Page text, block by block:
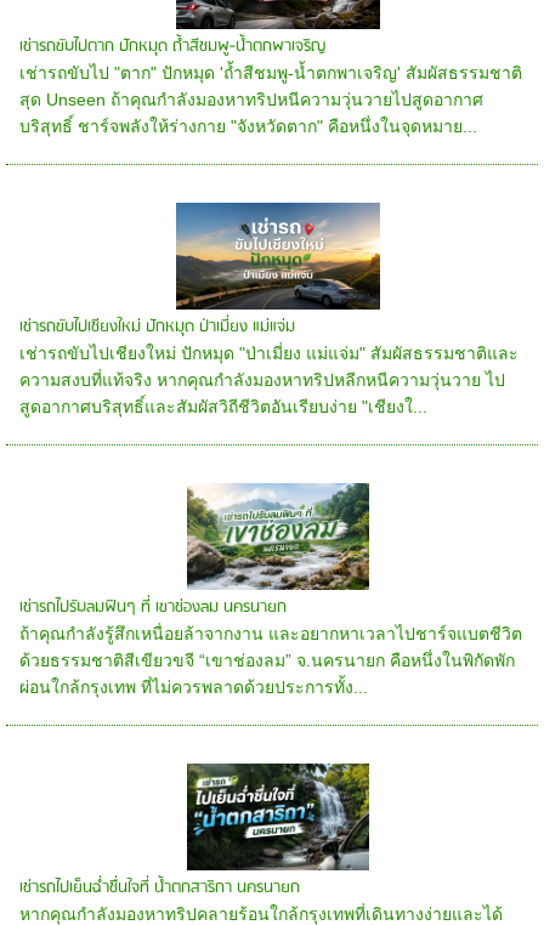
เช่ารถขับไปตาก ปักหมุด ถ้ำสีชมพู-น้ำตกพาเจริญ
เช่ารถขับไป "ตาก" ปักหมุด 'ถ้ำสีชมพู-น้ำตกพาเจริญ' สัมผัสธรรมชาติ
สุด Unseen ถ้าคุณกำลังมองหาทริปหนีความวุ่นวายไปสูดอากาศ
บริสุทธิ์ ชาร์จพลังให้ร่างกาย "จังหวัดตาก" คือหนึ่งในจุดหมาย...
เช่ารถขับไปเชียงใหม่ ปักหมุด ป่าเมี่ยง แม่แจ่ม
เช่ารถขับไปเชียงใหม่ ปักหมุด "ป่าเมี่ยง แม่แจ่ม" สัมผัสธรรมชาติและ
ความสงบที่แท้จริง หากคุณกำลังมองหาทริปหลีกหนีความวุ่นวาย ไป
สูดอากาศบริสุทธิ์และสัมผัสวิถีชีวิตอันเรียบง่าย "เชียงใ...
เช่ารถไปรับลมฟินๆ ที่ เขาช่องลม นครนายก
ถ้าคุณกำลังรู้สึกเหนื่อยล้าจากงาน และอยากหาเวลาไปชาร์จแบตชีวิต
ด้วยธรรมชาติสีเขียวขจี “เขาช่องลม” จ.นครนายก คือหนึ่งในพิกัดพัก
ผ่อนใกล้กรุงเทพ ที่ไม่ควรพลาดด้วยประการทั้ง...
เช่ารถไปเย็นฉ่ำชื่นใจที่ น้ำตกสาริกา นครนายก
หากคุณกำลังมองหาทริปคลายร้อนใกล้กรุงเทพที่เดินทางง่ายและได้